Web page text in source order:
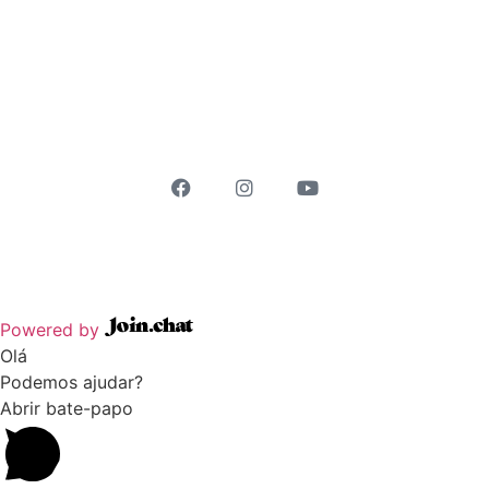
Powered by
Olá
Podemos ajudar?
Abrir bate-papo